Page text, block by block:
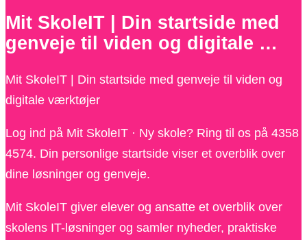
Mit SkoleIT | Din startside med
genveje til viden og digitale …
Mit SkoleIT | Din startside med genveje til viden og
digitale værktøjer
Log ind på Mit SkoleIT · Ny skole? Ring til os på 4358
4574. Din personlige startside viser et overblik over
dine løsninger og genveje.
Mit SkoleIT giver elever og ansatte et overblik over
skolens IT-løsninger og samler nyheder, praktiske